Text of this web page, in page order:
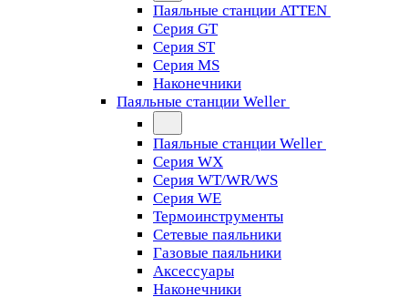
Паяльные станции ATTEN
Серия GT
Серия ST
Серия MS
Наконечники
Паяльные станции Weller
Паяльные станции Weller
Серия WX
Серия WT/WR/WS
Серия WE
Термоинструменты
Сетевые паяльники
Газовые паяльники
Аксессуары
Наконечники